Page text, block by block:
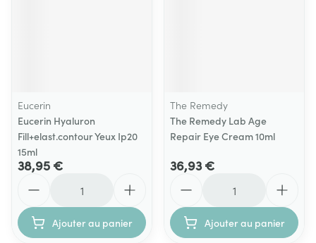
Eucerin
Eucerin Hyaluron
Fill+elast.contour Yeux Ip20
15ml
38,95 €
Ajouter au panier
The Remedy
The Remedy Lab Age
Repair Eye Cream 10ml
36,93 €
Ajouter au panier